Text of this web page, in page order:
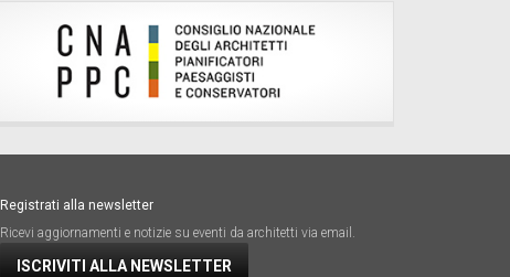
Registrati alla newsletter
Ricevi aggiornamenti e notizie su eventi da architetti via email.
ISCRIVITI ALLA NEWSLETTER